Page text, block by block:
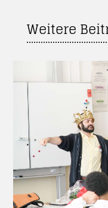
Weitere